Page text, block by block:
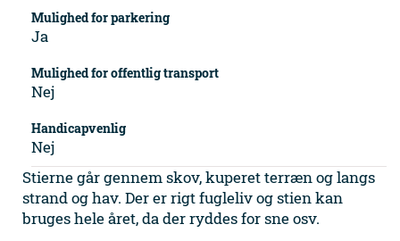
Mulighed for parkering
Ja
Mulighed for offentlig transport
Nej
Handicapvenlig
Nej
Stierne går gennem skov, kuperet terræn og langs
strand og hav. Der er rigt fugleliv og stien kan
bruges hele året, da der ryddes for sne osv.